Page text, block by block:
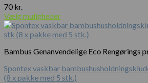
70 kr.
Vælg muligheder
Bambus Genanvendelige Eco Rengørings
Spontex vaskbar
(8 x pakke med 5 stk.)